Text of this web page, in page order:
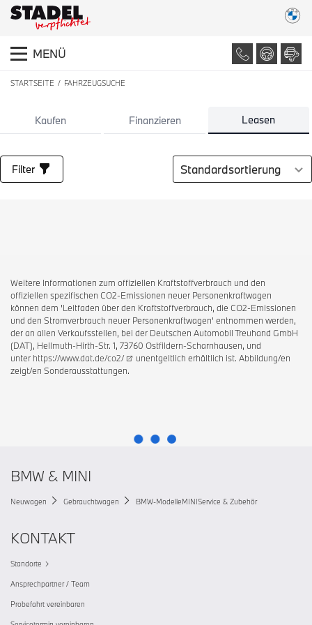
MENÜ
STARTSEITE FAHRZEUGSUCHE
Kaufen Finanzieren Leasen
Filter Sortierung auswählen
Weitere Informationen zum offiziellen Kraftstoffverbrauch und den
offiziellen spezifischen CO2-Emissionen neuer Personenkraftwagen
können dem 'Leitfaden über den Kraftstoffverbrauch, die CO2-Emissionen
und den Stromverbrauch neuer Personenkraftwagen' entnommen werden,
der an allen Verkaufsstellen, bei der Deutschen Automobil Treuhand GmbH
(DAT), Hellmuth-Hirth-Str. 1, 73760 Ostfildern-Scharnhausen, und
unter https://www.dat.de/co2/
unentgeltlich erhältlich ist. Abbildung/en
zeigt/en Sonderausstattungen.
BMW & MINI
Neuwagen Gebrauchtwagen BMW-ModelleMINIService & Zubehör
KONTAKT
Standorte
Ansprechpartner / Team
Probefahrt vereinbaren